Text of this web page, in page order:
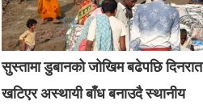
सुस्तामा डुबानको जोखिम बढेपछि दिनरात
खटिएर अस्थायी बाँध बनाउदै स्थानीय